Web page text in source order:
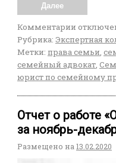
Далее
Комментарии
Рубрика: Экспертная
Метки: права семьи,
семейный адвокат,
юрист по семейному
Отчет о работе
за ноябрь-
Размещено на 13.02.2020